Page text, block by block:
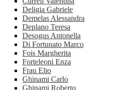
Deligia Gabriele
Demelas Alessandra
Deplano Teresa
Desogus Antonella
Di Fortunato Marco
Fois Margherita
Forteleoni Enza
Frau Elio
Ghinami Carlo
Ghinami Roberto